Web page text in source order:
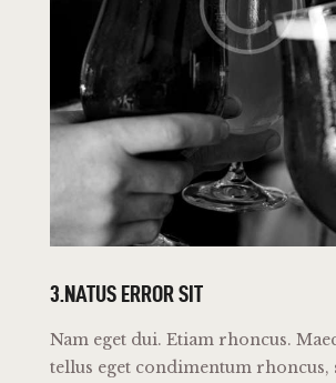
3.NATUS ERROR SIT
Nam eget dui. Etiam rhoncus.
tellus eget condimentum rhoncus,